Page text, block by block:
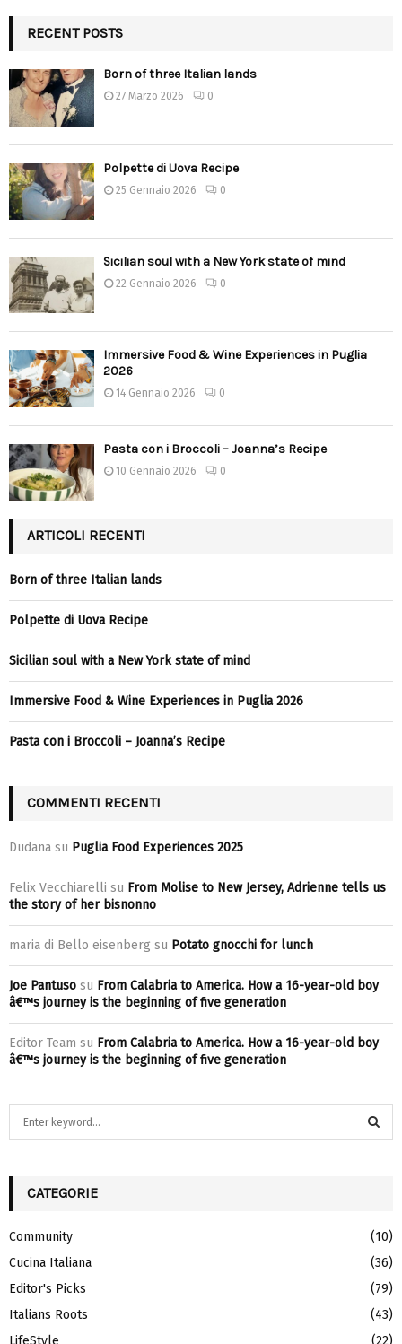
RECENT POSTS
Born of three Italian lands
27 Marzo 2026 0
Polpette di Uova Recipe
25 Gennaio 2026 0
Sicilian soul with a New York state of mind
22 Gennaio 2026 0
Immersive Food & Wine Experiences in Puglia
2026
14 Gennaio 2026 0
Pasta con i Broccoli – Joanna’s Recipe
10 Gennaio 2026 0
ARTICOLI RECENTI
Born of three Italian lands
Polpette di Uova Recipe
Sicilian soul with a New York state of mind
Immersive Food & Wine Experiences in Puglia 2026
Pasta con i Broccoli – Joanna’s Recipe
COMMENTI RECENTI
Dudana su Puglia Food Experiences 2025
Felix Vecchiarelli su From Molise to New Jersey, Adrienne tells us
the story of her bisnonno
maria di Bello eisenberg su Potato gnocchi for lunch
Joe Pantuso su From Calabria to America. How a 16-year-old boy
â€™s journey is the beginning of five generation
Editor Team su From Calabria to America. How a 16-year-old boy
â€™s journey is the beginning of five generation
h
o
r
:
A
R
H
CATEGORIE
Community
(10)
Cucina Italiana
(36)
Editor's Picks
(79)
Italians Roots
(43)
LifeStyle
(22)